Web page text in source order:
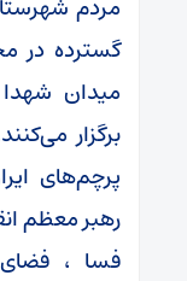
گسترده در
میدان
برگزار
پرچم‌های
رهبر معظم
فسا ،